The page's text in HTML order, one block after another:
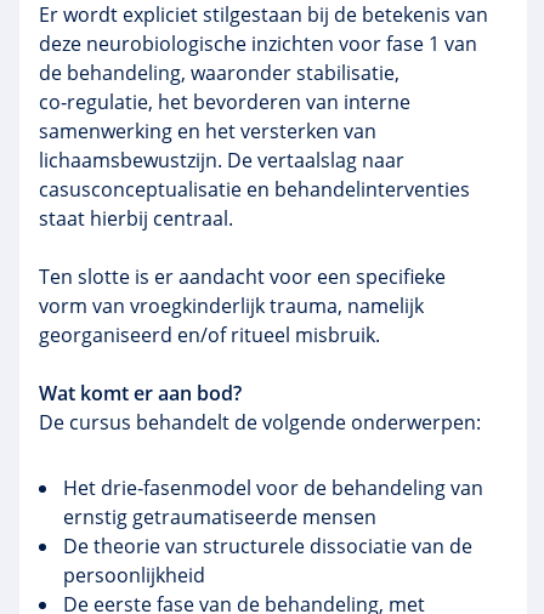
Er wordt expliciet stilgestaan bij de betekenis van
deze neurobiologische inzichten voor fase 1 van
de behandeling, waaronder stabilisatie,
co‑regulatie, het bevorderen van interne
samenwerking en het versterken van
lichaamsbewustzijn. De vertaalslag naar
casusconceptualisatie en behandelinterventies
staat hierbij centraal.
Ten slotte is er aandacht voor een specifieke
vorm van vroegkinderlijk trauma, namelijk
georganiseerd en/of ritueel misbruik.
Wat komt er aan bod?
De cursus behandelt de volgende onderwerpen:
Het drie‑fasenmodel voor de behandeling van
ernstig getraumatiseerde mensen
De theorie van structurele dissociatie van de
persoonlijkheid
De eerste fase van de behandeling, met